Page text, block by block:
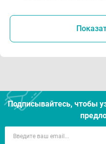
Подписывайтесь, чтобы